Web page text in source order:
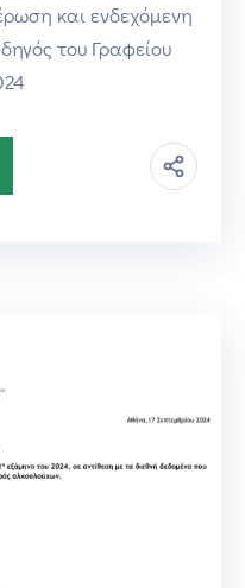
και ενδεχόμενη
του Γραφείου